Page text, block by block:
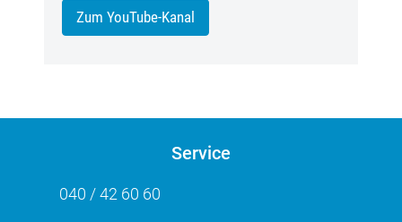
Zum YouTube-Kanal
Service
040 / 42 60 60